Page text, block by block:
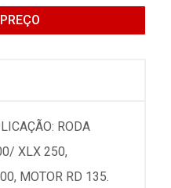
RODA
XLX 250,
MOTOR RD 135.